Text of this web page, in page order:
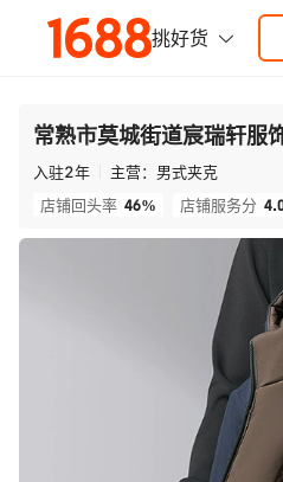
常熟市莫城街道宸瑞轩服
入驻2年 主营： 男式夹克
店铺回头率 46% 店铺服务分